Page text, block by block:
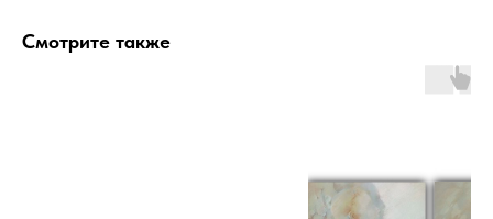
Смотрите также